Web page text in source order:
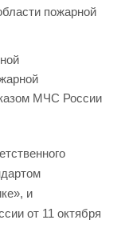
пожарной
МЧС России
и
от 11 октября